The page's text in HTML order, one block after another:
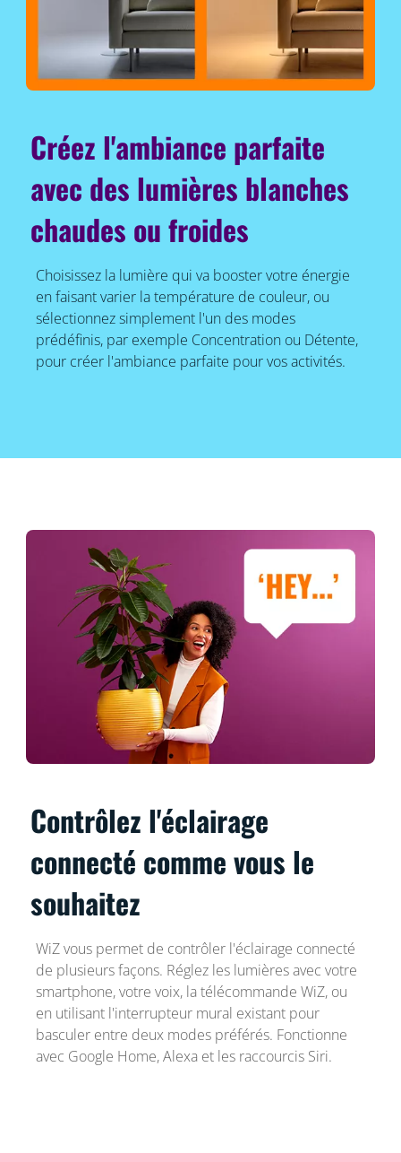
Créez l'ambiance parfaite
avec des lumières blanches
chaudes ou froides
Choisissez la lumière qui va booster votre énergie
en faisant varier la température de couleur, ou
sélectionnez simplement l'un des modes
prédéfinis, par exemple Concentration ou Détente,
pour créer l'ambiance parfaite pour vos activités.
Contrôlez l'éclairage
connecté comme vous le
souhaitez
WiZ vous permet de contrôler l'éclairage connecté
de plusieurs façons. Réglez les lumières avec votre
smartphone, votre voix, la télécommande WiZ, ou
en utilisant l'interrupteur mural existant pour
basculer entre deux modes préférés. Fonctionne
avec Google Home, Alexa et les raccourcis Siri.